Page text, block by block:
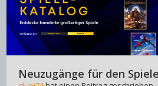
Neuzugänge für den